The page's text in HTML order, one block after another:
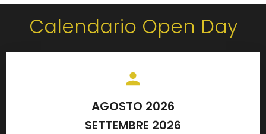
Calendario Open Day
AGOSTO 2026
SETTEMBRE 2026